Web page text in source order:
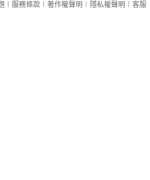
服務條款 著作權聲明 隱私權聲明 客服